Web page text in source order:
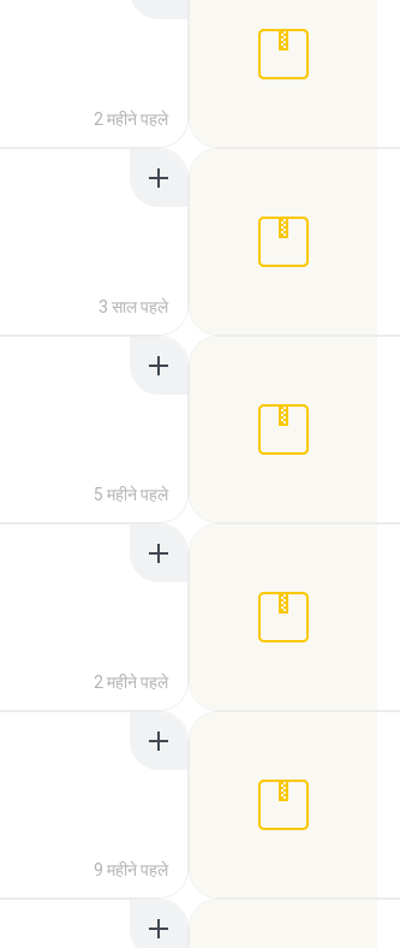
2 महीने पहले
3 साल पहले
5 महीने पहले
2 महीने पहले
9 महीने पहले